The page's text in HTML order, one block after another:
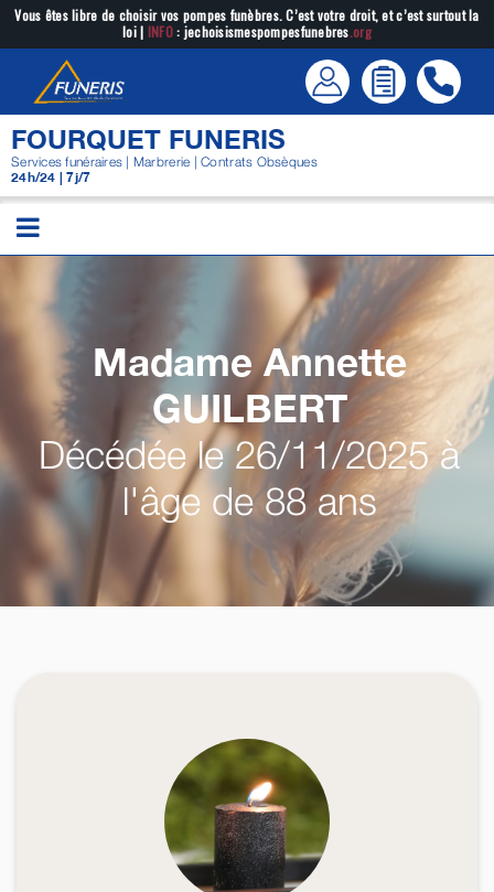
Passer
contenu
Vous êtes libre de choisir vos pompes funèbres. C’est votre droit, et c’est surtout la
loi | INFO: jechoisismespompesfunebres.org
FOURQUET FUNERIS
Services funéraires | Marbrerie | Contrats Obsèques
24h/24 | 7j/7
Madame Annette
GUILBERT
Décédée le 26/11/2025 à
l'âge de 88 ans